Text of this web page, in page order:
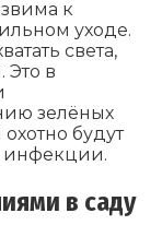
к
уходе.
света,
Это в
зелёных
будут
инфекции.
в саду